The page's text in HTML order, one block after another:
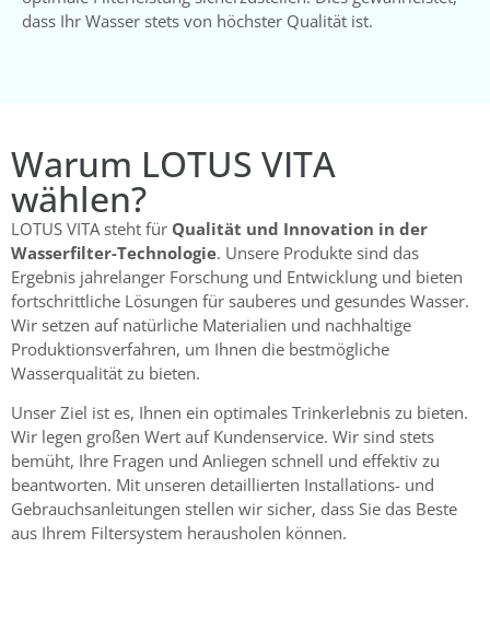
dass Ihr Wasser stets von höchster Qualität ist.
Warum LOTUS VITA
wählen?
LOTUS VITA steht für Qualität und Innovation in der
Wasserfilter-Technologie. Unsere Produkte sind das
Ergebnis jahrelanger Forschung und Entwicklung und bieten
fortschrittliche Lösungen für sauberes und gesundes Wasser.
Wir setzen auf natürliche Materialien und nachhaltige
Produktionsverfahren, um Ihnen die bestmögliche
Wasserqualität zu bieten.
Unser Ziel ist es, Ihnen ein optimales Trinkerlebnis zu bieten.
Wir legen großen Wert auf Kundenservice. Wir sind stets
bemüht, Ihre Fragen und Anliegen schnell und effektiv zu
beantworten. Mit unseren detaillierten Installations- und
Gebrauchsanleitungen stellen wir sicher, dass Sie das Beste
aus Ihrem Filtersystem herausholen können.